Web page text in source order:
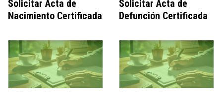
Solicitar Acta de
Nacimiento Certificada
Solicitar Acta de
Defunción Certificada